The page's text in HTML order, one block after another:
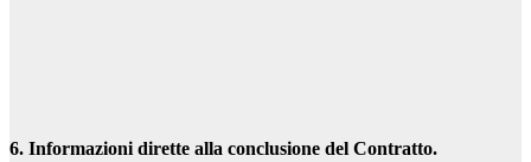
6. Informazioni dirette alla conclusione del Contratto.